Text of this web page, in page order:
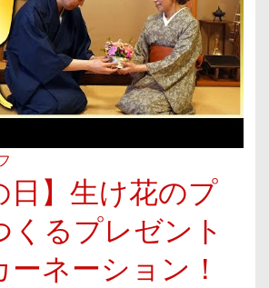
日】生け花のプ
くるプレゼント
ーネーション！